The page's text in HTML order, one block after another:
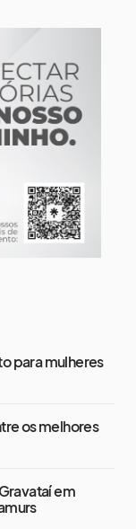
para mulheres
os melhores
em